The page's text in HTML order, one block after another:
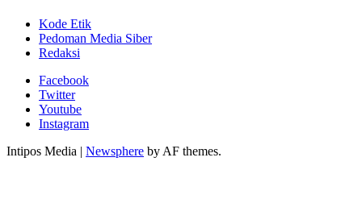
Kode Etik
Pedoman Media Siber
Redaksi
Facebook
Twitter
Youtube
Instagram
Intipos Media | Newsphere by AF themes.